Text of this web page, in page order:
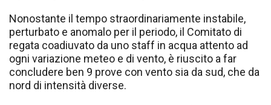
Nonostante il tempo straordinariamente instabile,
perturbato e anomalo per il periodo, il Comitato di
regata coadiuvato da uno staff in acqua attento ad
ogni variazione meteo e di vento, è riuscito a far
concludere ben 9 prove con vento sia da sud, che da
nord di intensità diverse.